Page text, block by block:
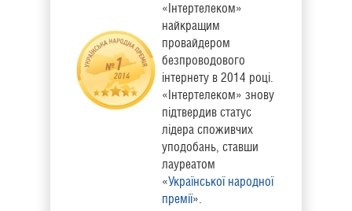
«Інтертелеком»
найкращим
провайдером
безпроводового
інтернету в 2014 році.
«Інтертелеком» знову
підтвердив статус
лідера споживчих
уподобань, ставши
лауреатом
«Української народної
премії».